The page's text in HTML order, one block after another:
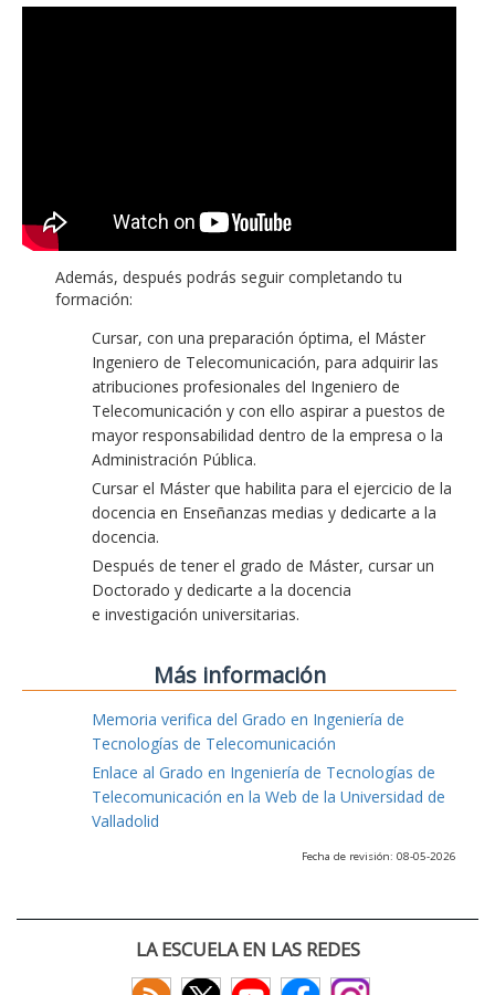
Además, después podrás seguir completando tu
formación:
Cursar, con una preparación óptima, el Máster
Ingeniero de Telecomunicación, para adquirir las
atribuciones profesionales del Ingeniero de
Telecomunicación y con ello aspirar a puestos de
mayor responsabilidad dentro de la empresa o la
Administración Pública.
Cursar el Máster que habilita para el ejercicio de la
docencia en Enseñanzas medias y dedicarte a la
docencia.
Después de tener el grado de Máster, cursar un
Doctorado y dedicarte a la docencia
e investigación universitarias.
Más información
Memoria verifica del Grado en Ingeniería de
Tecnologías de Telecomunicación
Enlace al Grado en Ingeniería de Tecnologías de
Telecomunicación en la Web de la Universidad de
Valladolid
Fecha de revisión: 08-05-2026
LA ESCUELA EN LAS REDES